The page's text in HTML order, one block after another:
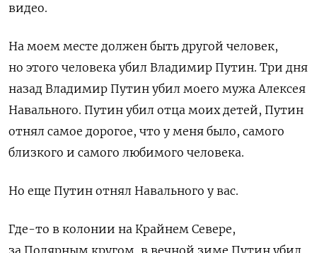
видео.
На моем месте должен быть другой человек,
но этого человека убил Владимир Путин. Три дня
назад Владимир Путин убил моего мужа Алексея
Навального. Путин убил отца моих детей, Путин
отнял самое дорогое, что у меня было, самого
близкого и самого любимого человека.
Но еще Путин отнял Навального у вас.
Где-то в колонии на Крайнем Севере,